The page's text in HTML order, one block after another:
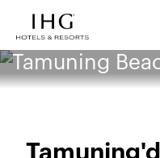
Tamuning